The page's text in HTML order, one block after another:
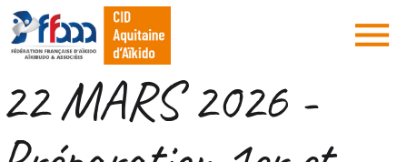
22 MARS 2026 -